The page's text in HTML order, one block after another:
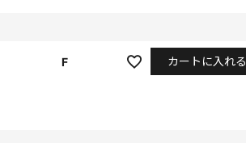
F カートに入れる